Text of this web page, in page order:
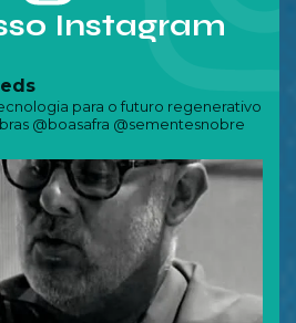
Instagram
para o futuro regenerativo
@boasafra @sementesnobre